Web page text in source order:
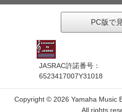
PC版で
JASRAC許諾番号：
6523417007Y31018
Copyright © 2026 Yamaha Music
All rights